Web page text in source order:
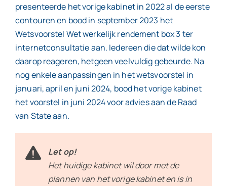
presenteerde het vorige kabinet in 2022 al de eerste
contouren en bood in september 2023 het
Wetsvoorstel Wet werkelijk rendement box 3 ter
internetconsultatie aan. Iedereen die dat wilde kon
daarop reageren, hetgeen veelvuldig gebeurde. Na
nog enkele aanpassingen in het wetsvoorstel in
januari, april en juni 2024, bood het vorige kabinet
het voorstel in juni 2024 voor advies aan de Raad
van State aan.
Let op!
Het huidige kabinet wil door met de
plannen van het vorige kabinet en is in